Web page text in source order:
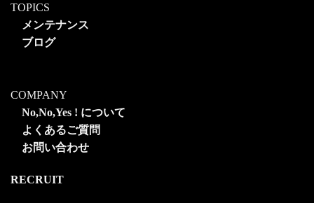
TOPICS
メンテナンス
ブログ
COMPANY
No,No,Yes ! について
よくあるご質問
お問い合わせ
RECRUIT